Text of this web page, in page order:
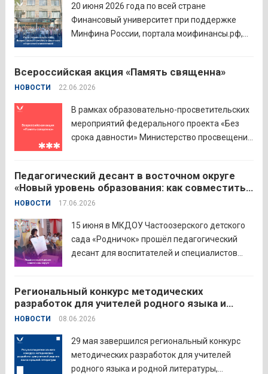
стать педагоги детских...
20 июня 2026 года по всей стране
Финансовый университет при поддержке
Минфина России, портала моифинансы.рф,
семейного фестиваля сбережений и
инвестиций. В Курганской области
филиал Финуниверситета. 16 семей-
победителей... Читать дальше
Всероссийская акция «Память священна»
НОВОСТИ 22.06.2026
В рамках образовательно-просветительских
мероприятий федерального проекта «Без
срока давности» Министерство просвещения
проводят всероссийскую акцию «Память
священна». 22 июня 2026 года Россия
отмечает 85-ю годовщину начала Великой
Отечественной войны. Просим на страницах
школ в...
Педагогический десант в восточном округе
«Новый уровень образования: как совместить
качество и эффективность»
НОВОСТИ 17.06.2026
15 июня в МКДОУ Частоозерского детского
сада «Родничок» прошёл педагогический
десант для воспитателей и специалистов
педагогов восточного округа для повышения
профессиональных компетенций и
знакомства с актуальными подходами к
работе с детьми....
Региональный конкурс методических
разработок для учителей родного языка и
родной литературы
НОВОСТИ 08.06.2026
29 мая завершился региональный конкурс
методических разработок для учителей
родного языка и родной литературы,